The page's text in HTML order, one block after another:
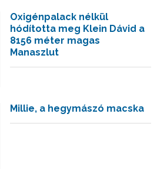
Oxigénpalack nélkül
hódította meg Klein Dávid a
8156 méter magas
Manaszlut
Millie, a hegymászó macska